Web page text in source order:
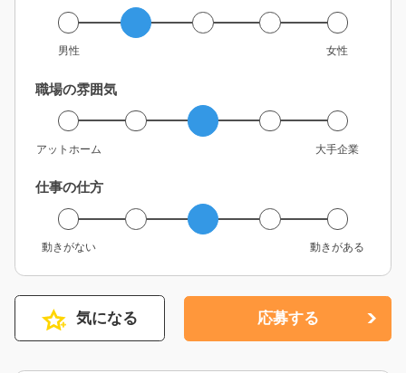
男性 女性
職場の雰囲気
アットホーム 大手企業
仕事の仕方
動きがない 動きがある
気になる 応募する